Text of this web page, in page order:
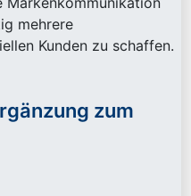
mehrere
Kunden zu schaffen.
zum